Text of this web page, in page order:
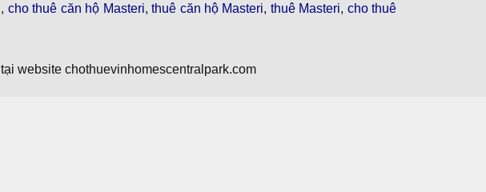
, cho thuê căn hộ Masteri,thuê căn hộ Masteri, thuê Masteri, cho thuê
tại website chothuevinhomescentralpark.com